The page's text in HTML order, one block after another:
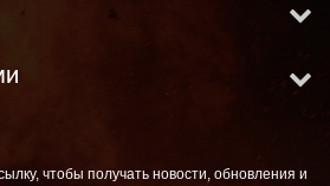
чтобы получать новости, обновления и